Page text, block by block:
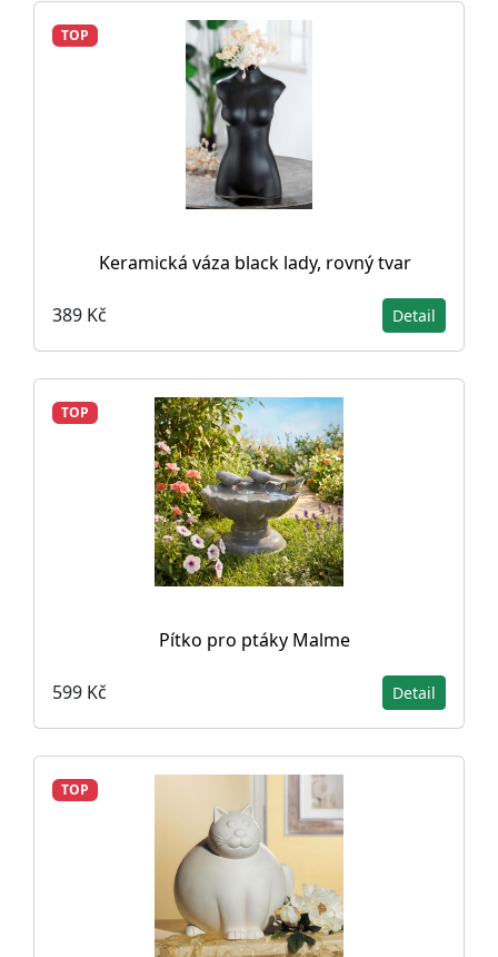
TOP
Keramická váza black lady, rovný tvar
389 Kč Detail
TOP
Pítko pro ptáky Malme
599 Kč Detail
TOP